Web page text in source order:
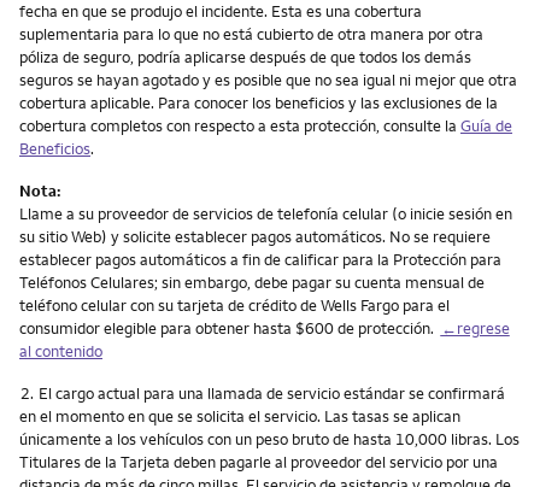
fecha en que se produjo el incidente. Esta es una cobertura
suplementaria para lo que no está cubierto de otra manera por otra
póliza de seguro, podría aplicarse después de que todos los demás
seguros se hayan agotado y es posible que no sea igual ni mejor que otra
cobertura aplicable. Para conocer los beneficios y las exclusiones de la
cobertura completos con respecto a esta protección, consulte la Guía de
Beneficios.
Nota:
Llame a su proveedor de servicios de telefonía celular (o inicie sesión en
su sitio Web) y solicite establecer pagos automáticos. No se requiere
establecer pagos automáticos a fin de calificar para la Protección para
Teléfonos Celulares; sin embargo, debe pagar su cuenta mensual de
teléfono celular con su tarjeta de crédito de Wells Fargo para el
consumidor elegible para obtener hasta $600 de protección. ←regrese
al contenido
Nota
2. El cargo actual para una llamada de servicio estándar se confirmará
en el momento en que se solicita el servicio. Las tasas se aplican
únicamente a los vehículos con un peso bruto de hasta 10,000 libras. Los
Titulares de la Tarjeta deben pagarle al proveedor del servicio por una